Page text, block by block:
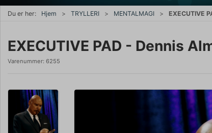
Du er her: Hjem TRYLLERI MENTALMAGI EXECUTIVE
EXECUTIVE PAD - Dennis
Varenummer: 6255